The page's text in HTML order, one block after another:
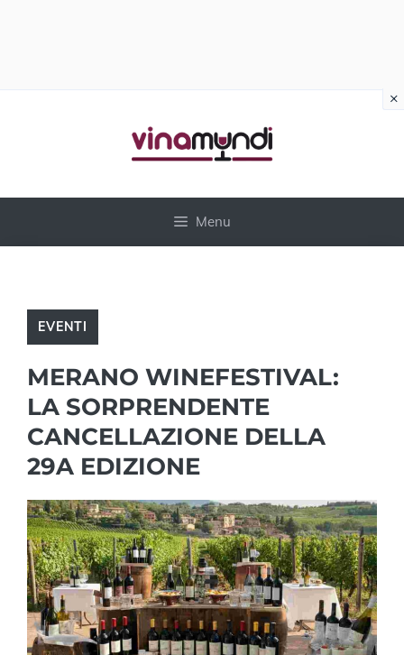
Menu
EVENTI
MERANO WINEFESTIVAL:
LA SORPRENDENTE
CANCELLAZIONE DELLA
29A EDIZIONE
×